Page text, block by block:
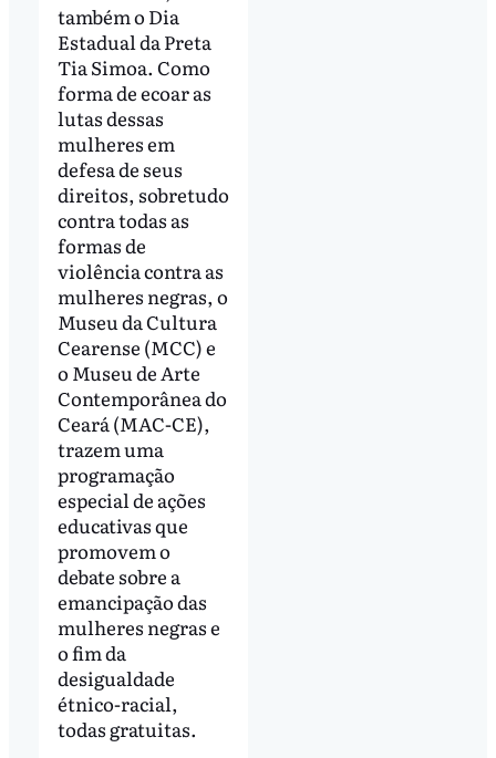
também o Dia
Estadual da Preta
Tia Simoa. Como
forma de ecoar as
lutas dessas
mulheres em
defesa de seus
direitos, sobretudo
contra todas as
formas de
violência contra as
mulheres negras, o
Museu da Cultura
Cearense (MCC) e
o Museu de Arte
Contemporânea do
Ceará (MAC-CE),
trazem uma
programação
especial de ações
educativas que
promovem o
debate sobre a
emancipação das
mulheres negras e
o fim da
desigualdade
étnico-racial,
todas gratuitas.